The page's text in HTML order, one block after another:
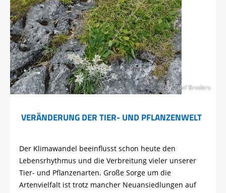
© Dr. Olaf Broders
VERÄNDERUNG DER TIER- UND PFLANZENWELT
Der Klimawandel beeinflusst schon heute den
Lebensrhythmus und die Verbreitung vieler unserer
Tier- und Pflanzenarten. Große Sorge um die
Artenvielfalt ist trotz mancher Neuansiedlungen auf